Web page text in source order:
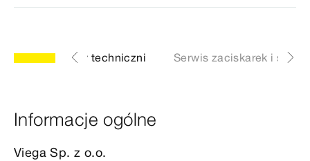
/ Doradcy techniczni Serwis zaciskarek i
Informacje ogólne
Viega Sp. z o.o.